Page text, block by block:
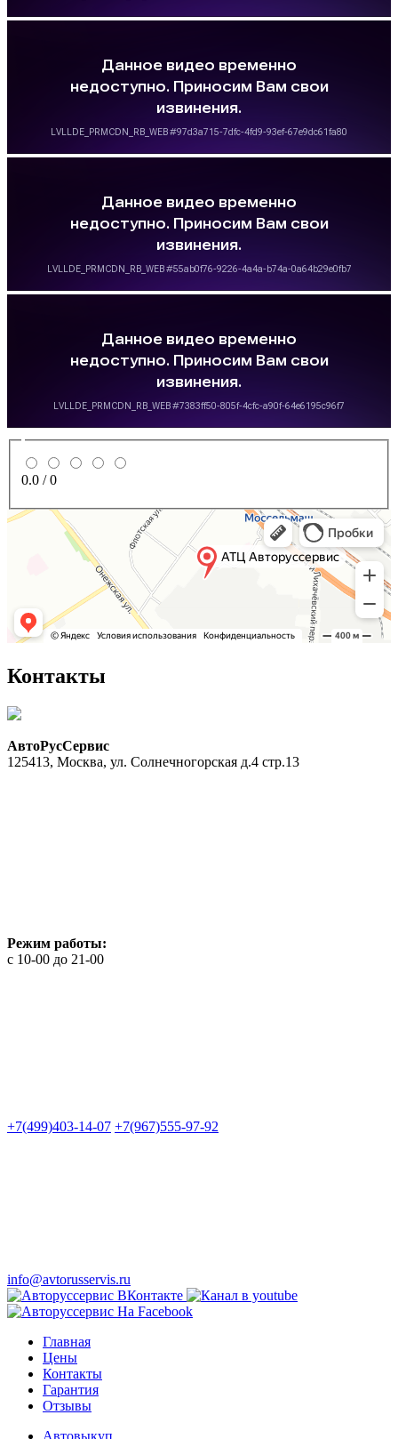
0.0 /0
Контакты
АвтоРусСервис
125413, Москва, ул. Солнечногорская д.4 стр.13
Режим работы:
с 10-00 до 21-00
+7(499)403-14-07 +7(967)555-97-92
info@avtorusservis.ru
Главная
Цены
Контакты
Гарантия
Отзывы
Автовыкуп